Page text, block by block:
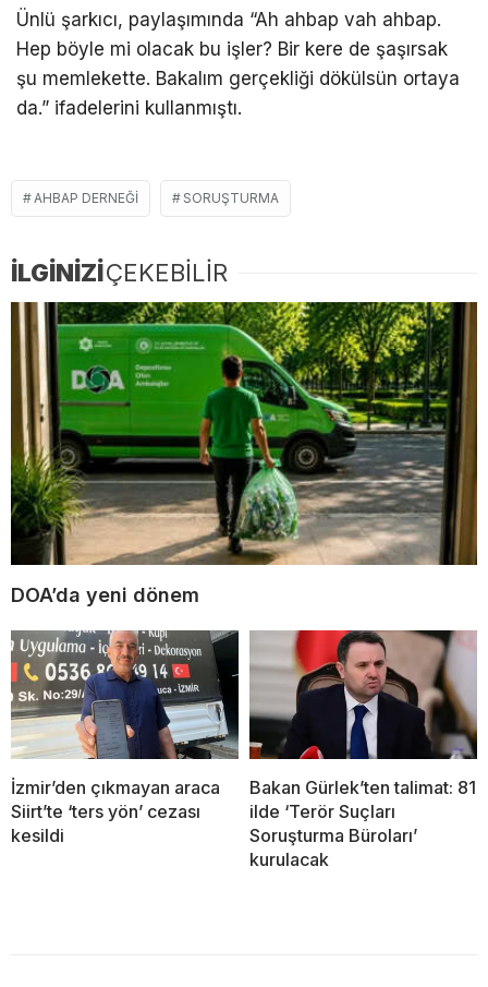
Ünlü şarkıcı, paylaşımında “Ah ahbap vah ahbap.
Hep böyle mi olacak bu işler? Bir kere de şaşırsak
şu memlekette. Bakalım gerçekliği dökülsün ortaya
da.” ifadelerini kullanmıştı.
AHBAP DERNEĞI SORUŞTURMA
İLGİNİZİÇEKEBİLİR
DOA’da yeni dönem
İzmir’den çıkmayan araca
Siirt’te ‘ters yön’ cezası
kesildi
Bakan Gürlek’ten talimat: 81
ilde ‘Terör Suçları
Soruşturma Büroları’
kurulacak